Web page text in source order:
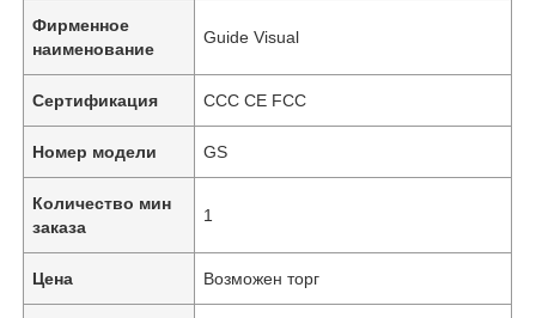
Фирменное
наименование
Guide Visual
Сертификация CCC CE FCC
Номер модели GS
Количество мин
заказа
1
Цена Возможен торг